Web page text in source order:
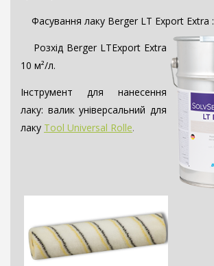
Фасування лаку Berger LT Export Extra :
Розхід Berger LTExport Extra
10 м²/л.
Інструмент для нанесення
лаку: валик універсальний для
лаку Tool Universal Rolle.